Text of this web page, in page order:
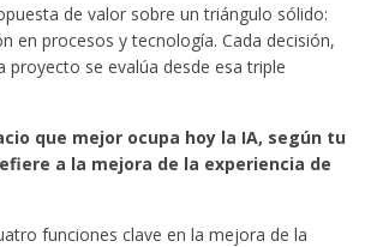
de valor sobre un triángulo sólido:
en procesos y tecnología. Cada decisión,
proyecto se evalúa desde esa triple
que mejor ocupa hoy la IA, según tu
a la mejora de la experiencia de
funciones clave en la mejora de la